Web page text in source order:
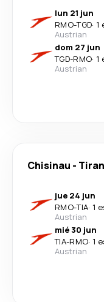
lun 21 jun
RMO-TGD· 1
Austrian
dom 27 jun
TGD-RMO· 1
Austrian
Chisinau -
jue 24 jun
RMO-TIA· 1
Austrian
mié 30 jun
TIA-RMO· 1
Austrian